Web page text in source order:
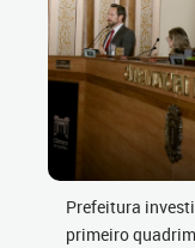
Prefeitura
primeiro